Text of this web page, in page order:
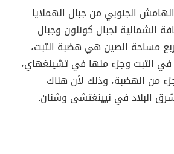
الجنوبي من جبال الهملايا
الشمالية لجبال كونلون وجبال
مساحة الصين هي هضبة التبت،
التبت وجزء منها في تشينغهاي،
من الهضبة، وذلك لأن هناك
البلاد في نيينغتشى وشنان.